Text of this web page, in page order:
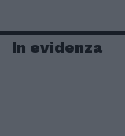
In evidenza